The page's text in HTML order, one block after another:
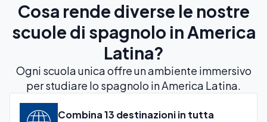
Cosa rende diverse le nostre
scuole di spagnolo in America
Latina?
Ogni scuola unica offre un ambiente immersivo
per studiare lo spagnolo in America Latina.
Combina 13 destinazioni in tutta